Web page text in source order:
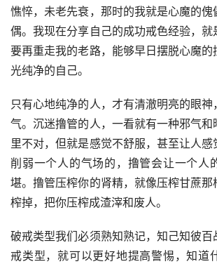
憔悴，未老先衰，那时的我就是心魔的
偶。我现在分享自己的成功戒色经验，
要再重走我的老路，能够早日摆脱心魔的
光纯净的自己。
只有心地纯净的人，才有清澈明亮的眼
气。沉迷撸管的人，一看就有一种邪气和
里不对，但就是感觉不舒服，甚至让人
削弱一个人的气场的，撸管会让一个人
堪。撸管压榨你的肾精，就像压榨甘蔗
榨掉，把你压榨成渣滓和废人。
破戒类型我们必须熟知熟记，知己知彼百
戒类型，就可以更好地提高警惕，知道